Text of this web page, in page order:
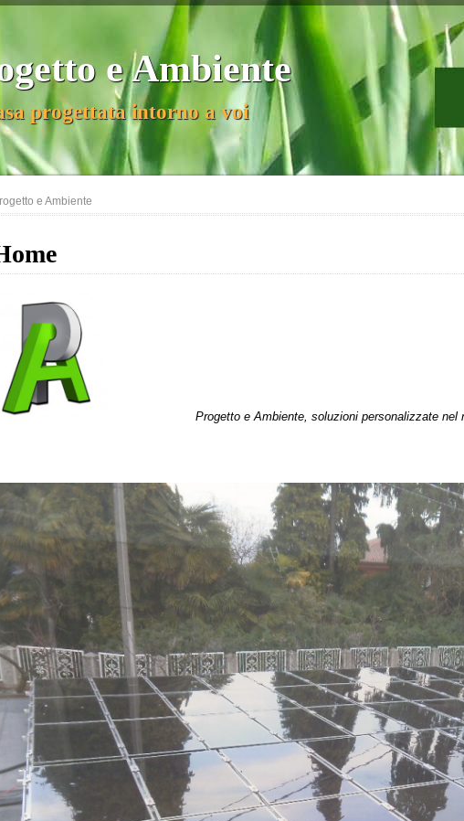
e Ambiente
progettata intorno a voi
e Ambiente
Progetto e Ambiente, soluzioni personalizzate nel